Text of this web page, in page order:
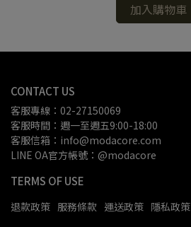
加入購物車
CONTACT US
客服專線：02-27150069
客服時間：週一至週五9:00-18:00
客服信箱：info@modacore.com
LINE OA官方帳號：@modacore
TERMS OF USE
退款政策 服務條款 運送政策 隱私政策